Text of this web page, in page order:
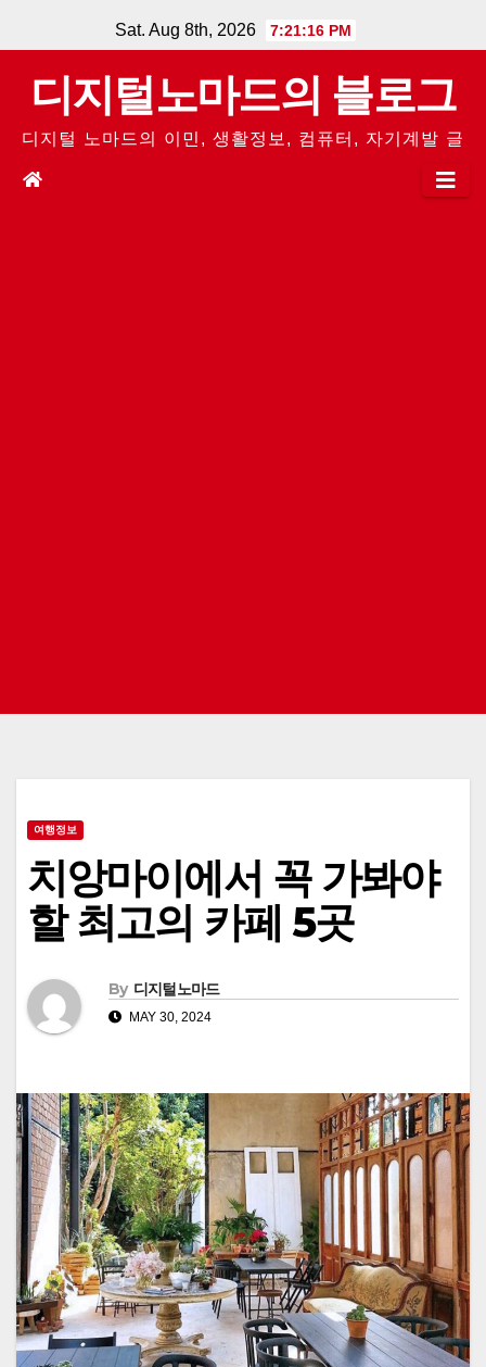
to
content
Sat. Aug 8th, 2026 7:21:17 PM
디지털노마드의 블로그
디지털 노마드의 이민, 생활정보, 컴퓨터, 자기계발 글
여행정보
치앙마이에서 꼭 가봐야
할 최고의 카페 5곳
By 디지털노마드
MAY 30, 2024